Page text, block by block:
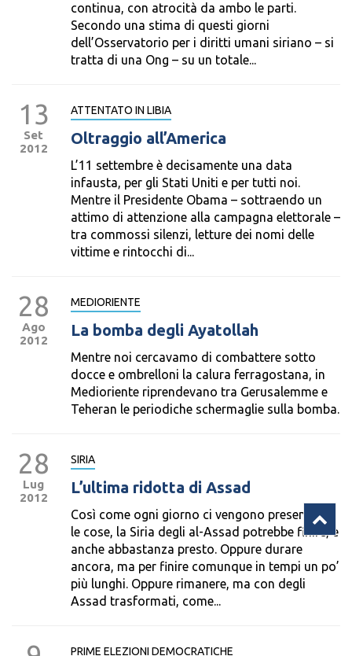
continua, con atrocità da ambo le parti.
Secondo una stima di questi giorni
dell’Osservatorio per i diritti umani siriano – si
tratta di una Ong – su un totale...
13
Set
2012
ATTENTATO IN LIBIA
Oltraggio all’America
L’11 settembre è decisamente una data
infausta, per gli Stati Uniti e per tutti noi.
Mentre il Presidente Obama – sottraendo un
attimo di attenzione alla campagna elettorale –
tra commossi silenzi, letture dei nomi delle
vittime e rintocchi di...
28
Ago
2012
MEDIORIENTE
La bomba degli Ayatollah
Mentre noi cercavamo di combattere sotto
docce e ombrelloni la calura ferragostana, in
Medioriente riprendevano tra Gerusalemme e
Teheran le periodiche schermaglie sulla bomba.
28
Lug
2012
SIRIA
L’ultima ridotta di Assad
Così come ogni giorno ci vengono presentate
le cose, la Siria degli al-Assad potrebbe finire, e
anche abbastanza presto. Oppure durare
ancora, ma per finire comunque in tempi un po’
più lunghi. Oppure rimanere, ma con degli
Assad trasformati, come...
PRIME ELEZIONI DEMOCRATICHE